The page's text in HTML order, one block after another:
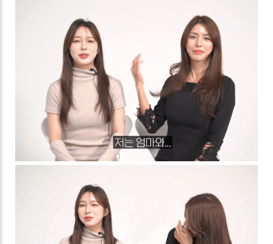
Sketchbook5, 스케치북5